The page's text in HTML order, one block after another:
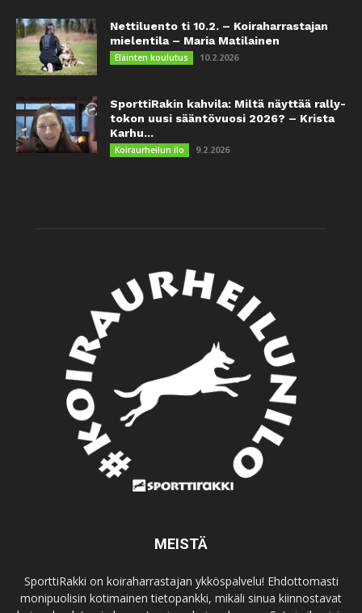
Nettiluento ti 10.2. – Koiraharrastajan
mielentila – Maria Matilainen
Eläinten koulutus 10.2.2026
SporttiRakin kahvila: Miltä näyttää rally-
tokon uusi sääntövuosi 2026? – Krista
Karhu...
Koiraurheilun ilo 9.2.2026
MEISTÄ
SporttiRakki on koiraharrastajan ykköspalvelu! Ehdottomasti
monipuolisin kotimainen tietopankki, mikäli sinua kiinnostavat